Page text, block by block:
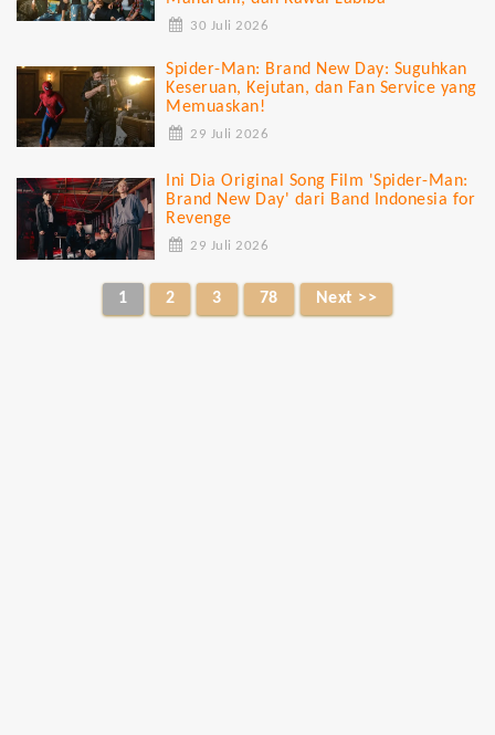
30 Juli 2026
Spider-Man: Brand New Day: Suguhkan
Keseruan, Kejutan, dan Fan Service yang
Memuaskan!
29 Juli 2026
Ini Dia Original Song Film 'Spider-Man:
Brand New Day' dari Band Indonesia for
Revenge
29 Juli 2026
1 2 3 78 Next >>